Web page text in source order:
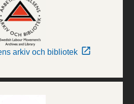
arkiv och bibliotek